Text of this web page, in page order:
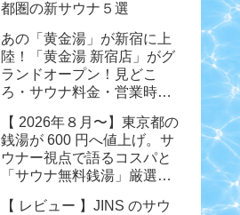
都圏の新サウナ５選
あの「黄金湯」が新宿に上
陸！「黄金湯 新宿店」がグ
ランドオープン！見どこ
ろ・サウナ料金・営業時間
【 2026年８月〜】東京都の
銭湯が 600 円へ値上げ。サ
ウナー視点で語るコスパと
「サウナ無料銭湯」厳選ま
【 レビュー 】JINS のサウ